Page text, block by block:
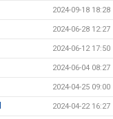
2024-09-18 18:28
2024-06-28 12:27
2024-06-12 17:50
2024-06-04 08:27
2024-04-25 09:00
2024-04-22 16:27